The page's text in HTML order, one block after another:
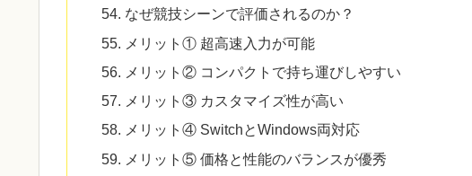
なぜ競技シーンで評価されるのか？
メリット① 超高速入力が可能
メリット② コンパクトで持ち運びしやすい
メリット③ カスタマイズ性が高い
メリット④ SwitchとWindows両対応
メリット⑤ 価格と性能のバランスが優秀